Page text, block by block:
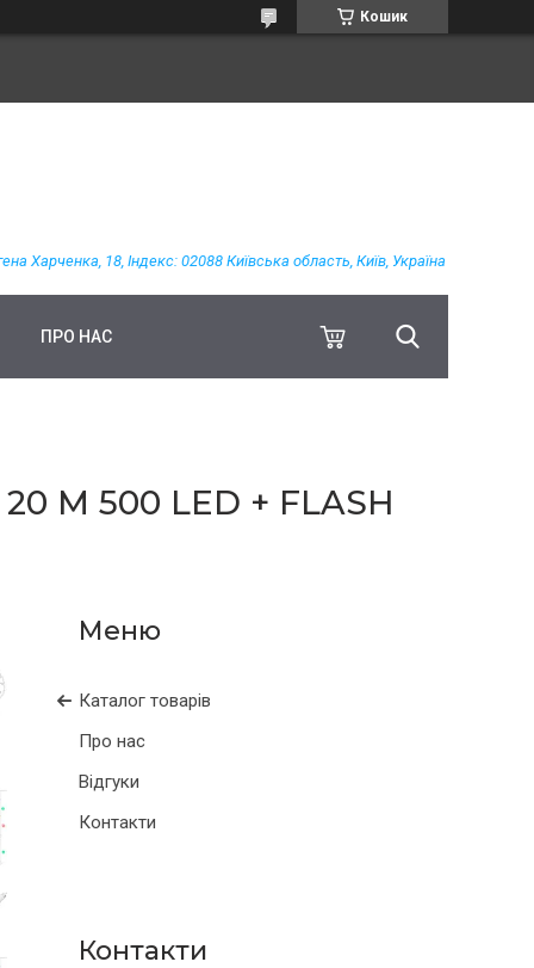
Кошик
Харченка, 18, Індекс: 02088 Київська область, Київ, Україна
ПРО НАС
М 500 LED + FLASH
Каталог товарів
Про нас
Відгуки
Контакти
Контакти